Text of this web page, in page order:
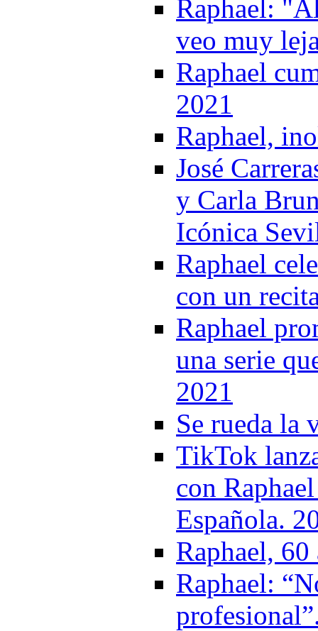
Raphael:
veo muy
Raphael
2021
Raphael,
José
y Carla
Icónica
Raphael
con un
Raphael
una serie
2021
Se rueda la
TikTok
con
Española.
Raphael, 60
Raphael: